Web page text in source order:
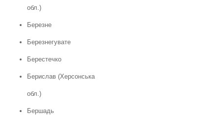
обл.)
Березне
Березнегувате
Берестечко
Берислав (Херсонська
обл.)
Бершадь